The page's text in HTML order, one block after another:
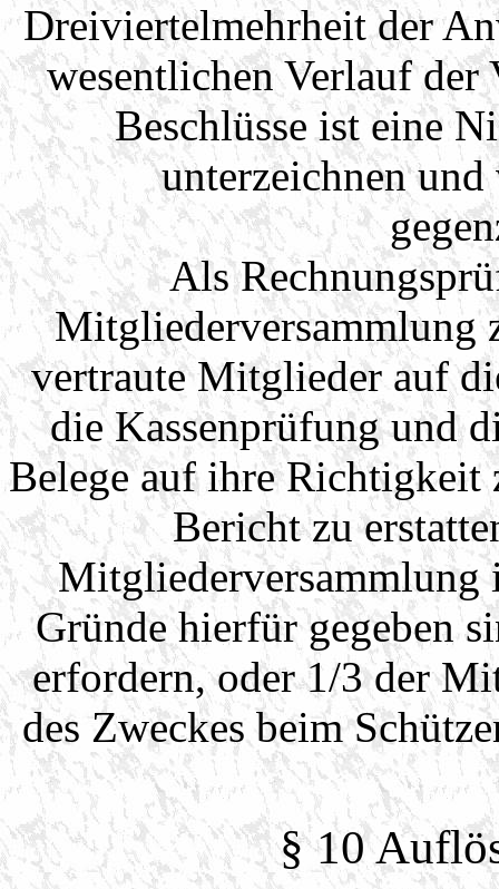
Dreiviertelmehrheit der
wesentlichen Verlauf der
Beschlüsse ist eine
unterzeichnen
Als
Mitgliederversammlung
vertraute Mitglieder auf
die Kassenprüfung und
Belege auf ihre
Bericht zu
Mitgliederversammlung
Gründe hierfür gegeben
erfordern, oder 1/3 der
des Zweckes beim
§ 10